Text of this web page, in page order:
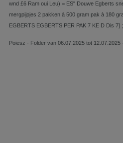
wnd £6 Ram oui Leu) = ES" Douwe Egberts
mergpijpjes 2 pakken à 500 gram pak à 180
EGBERTS EGBERTS PER PAK 7 KE D Dis 7]
Poiesz - Folder van 06.07.2025 tot 12.07.2025